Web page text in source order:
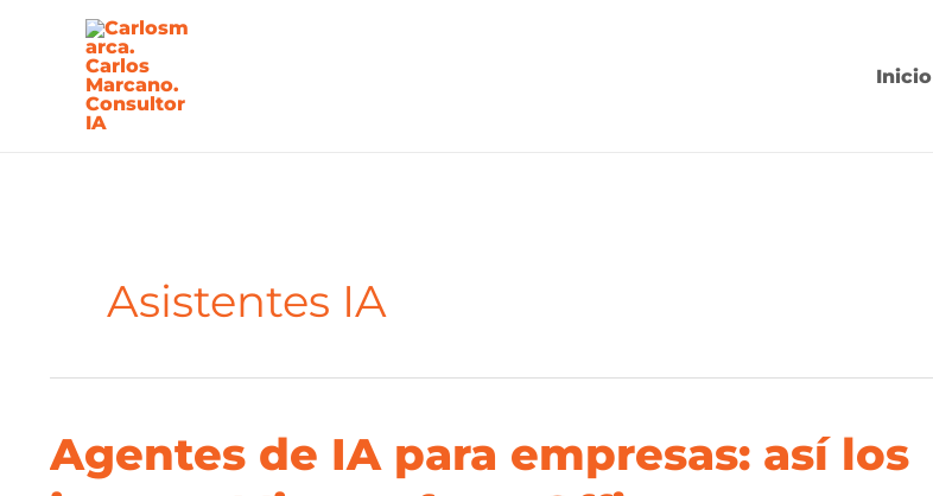
contenido
Inicio
Asistentes IA
Agentes de IA para empresas: así los
Agentes
de